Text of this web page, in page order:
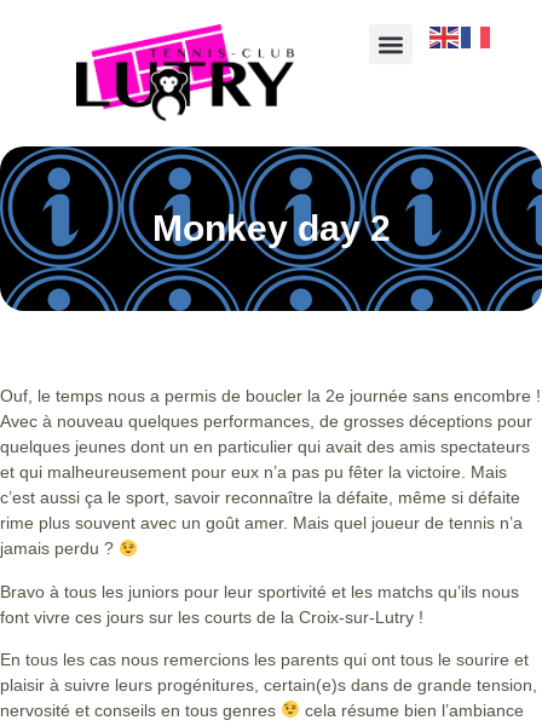
Monkey day 2
Ouf, le temps nous a permis de boucler la 2e journée sans encombre !
Avec à nouveau quelques performances, de grosses déceptions pour
quelques jeunes dont un en particulier qui avait des amis spectateurs
et qui malheureusement pour eux n’a pas pu fêter la victoire. Mais
c’est aussi ça le sport, savoir reconnaître la défaite, même si défaite
rime plus souvent avec un goût amer. Mais quel joueur de tennis n’a
jamais perdu ?
Bravo à tous les juniors pour leur sportivité et les matchs qu’ils nous
font vivre ces jours sur les courts de la Croix-sur-Lutry !
En tous les cas nous remercions les parents qui ont tous le sourire et
plaisir à suivre leurs progénitures, certain(e)s dans de grande tension,
nervosité et conseils en tous genres
cela résume bien l’ambiance